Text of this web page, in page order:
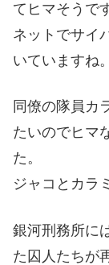
てヒマそうで
ネットでサイ
いていますね。
同僚の隊員カ
たいのでヒマ
た。
ジャコとカラ
銀河刑務所に
た囚人たちが